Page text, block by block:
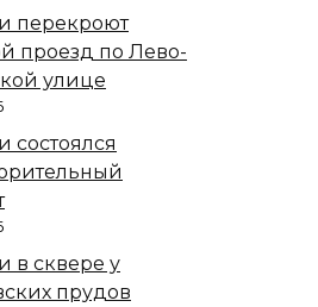
перекроют
проезд по Лево-
улице
состоялся
в сквере у
прудов